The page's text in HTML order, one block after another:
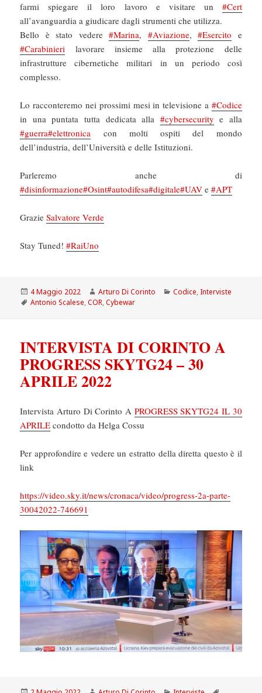
farmi spiegare il loro lavoro e visitare un #Cert
all’avanguardia a giudicare dagli strumenti che utilizza.
Bello è stato vedere#Marina, #Aviazione,#Esercito e
#Carabinieri lavorare insieme alla protezione delle
infrastrutture cibernetiche militari in un periodo così
complesso.
Lo racconteremo nei prossimi mesi in televisione a #Codice
in una puntata tutta dedicata alla #cybersecurity e alla
#guerra#elettronica con molti ospiti del mondo
dell’industria, dell’Università e delle Istituzioni.
Parleremo anche di
#disinformazione#Osint#autodifesa#digitale#UAV e#APT
GrazieSalvatore Verde
Stay Tuned!#RaiUno
Scritto
il
4 Maggio 2022 Autore
Arturo Di Corinto Categorie
Codice,Interviste
Tag
Antonio Scalese,COR,Cybewar
INTERVISTA DI CORINTO A
PROGRESS SKYTG24 – 30
APRILE 2022
Intervista Arturo Di Corinto A PROGRESS SKYTG24 IL 30
APRILE condotto da Helga Cossu
Per approfondire e vedere un estratto della diretta questo è il
link
https://video.sky.it/news/cronaca/video/progress-2a-parte-
30042022-746691